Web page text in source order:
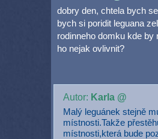
dobry den, chtela bych
bych si poridit leguana
rodinneho domku kde
ho nejak ovlivnit?
Autor: Karla @
Malý leguánek stejně
místnosti.Takže
místnosti,která bude